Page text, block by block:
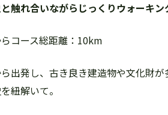
触れ合いながらじっくりウォーキン
コース総距離：10km
出発し、古き良き建造物や文化財が
紐解いて。